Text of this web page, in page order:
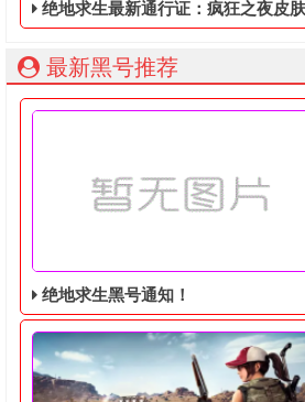
绝地求生最新通行证：疯狂之夜皮肤暴露！将于9月8日推出！
最新黑号推荐
绝地求生黑号通知！